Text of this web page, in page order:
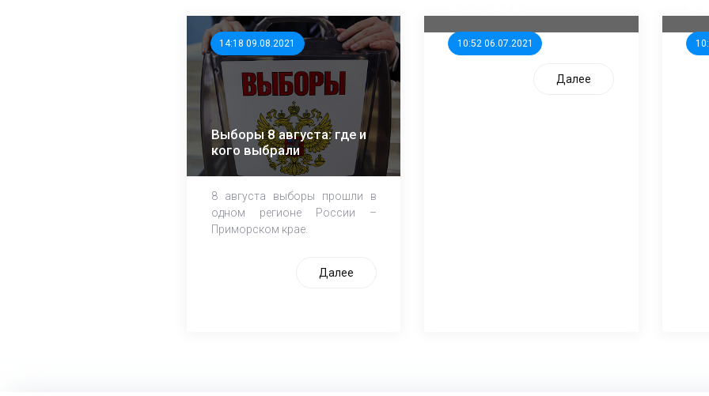
14:18 09.08.2021
Выборы 8 августа: где и
кого выбрали
8 августа выборы прошли в
одном регионе России –
Приморском крае.
Далее
10:52 06.07.2021
Далее